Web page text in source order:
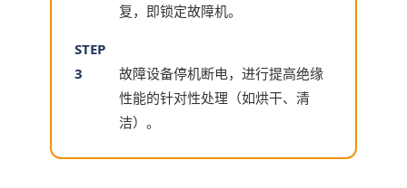
复，即锁定故障机。
STEP
3
故障设备停机断电，进行提高绝缘
性能的针对性处理（如烘干、清
洁）。